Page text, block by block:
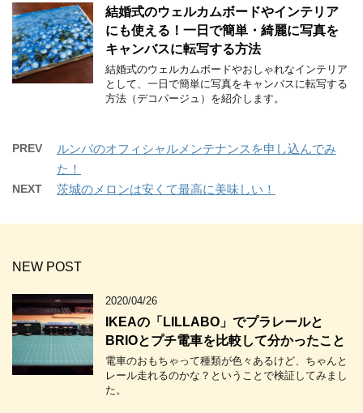
結婚式のウェルカムボードやインテリア
にも使える！一日で簡単・綺麗に写真を
キャンバスに転写する方法
結婚式のウェルカムボードやおしゃれなインテリア
として、一日で簡単に写真をキャンバスに転写する
方法（デコパージュ）を紹介します。
PREV
ルンバのオフィシャルメンテナンスを申し込んでみ
た！
NEXT 茨城のメロンは安くて最高に美味しい！
NEW POST
2020/04/26
IKEAの「LILLABO」でプラレールと
BRIOとプチ電車を比較して分かったこと
電車のおもちゃって種類が色々あるけど、ちゃんと
レール走れるのかな？ということで検証してみまし
た。